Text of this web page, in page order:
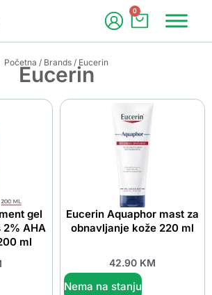
0
Početna / Brands / Eucerin
Eucerin
gel
AHA
ml
Eucerin Aquaphor mast za
obnavljanje kože 220 ml
42.90 KM
Nema na stanju